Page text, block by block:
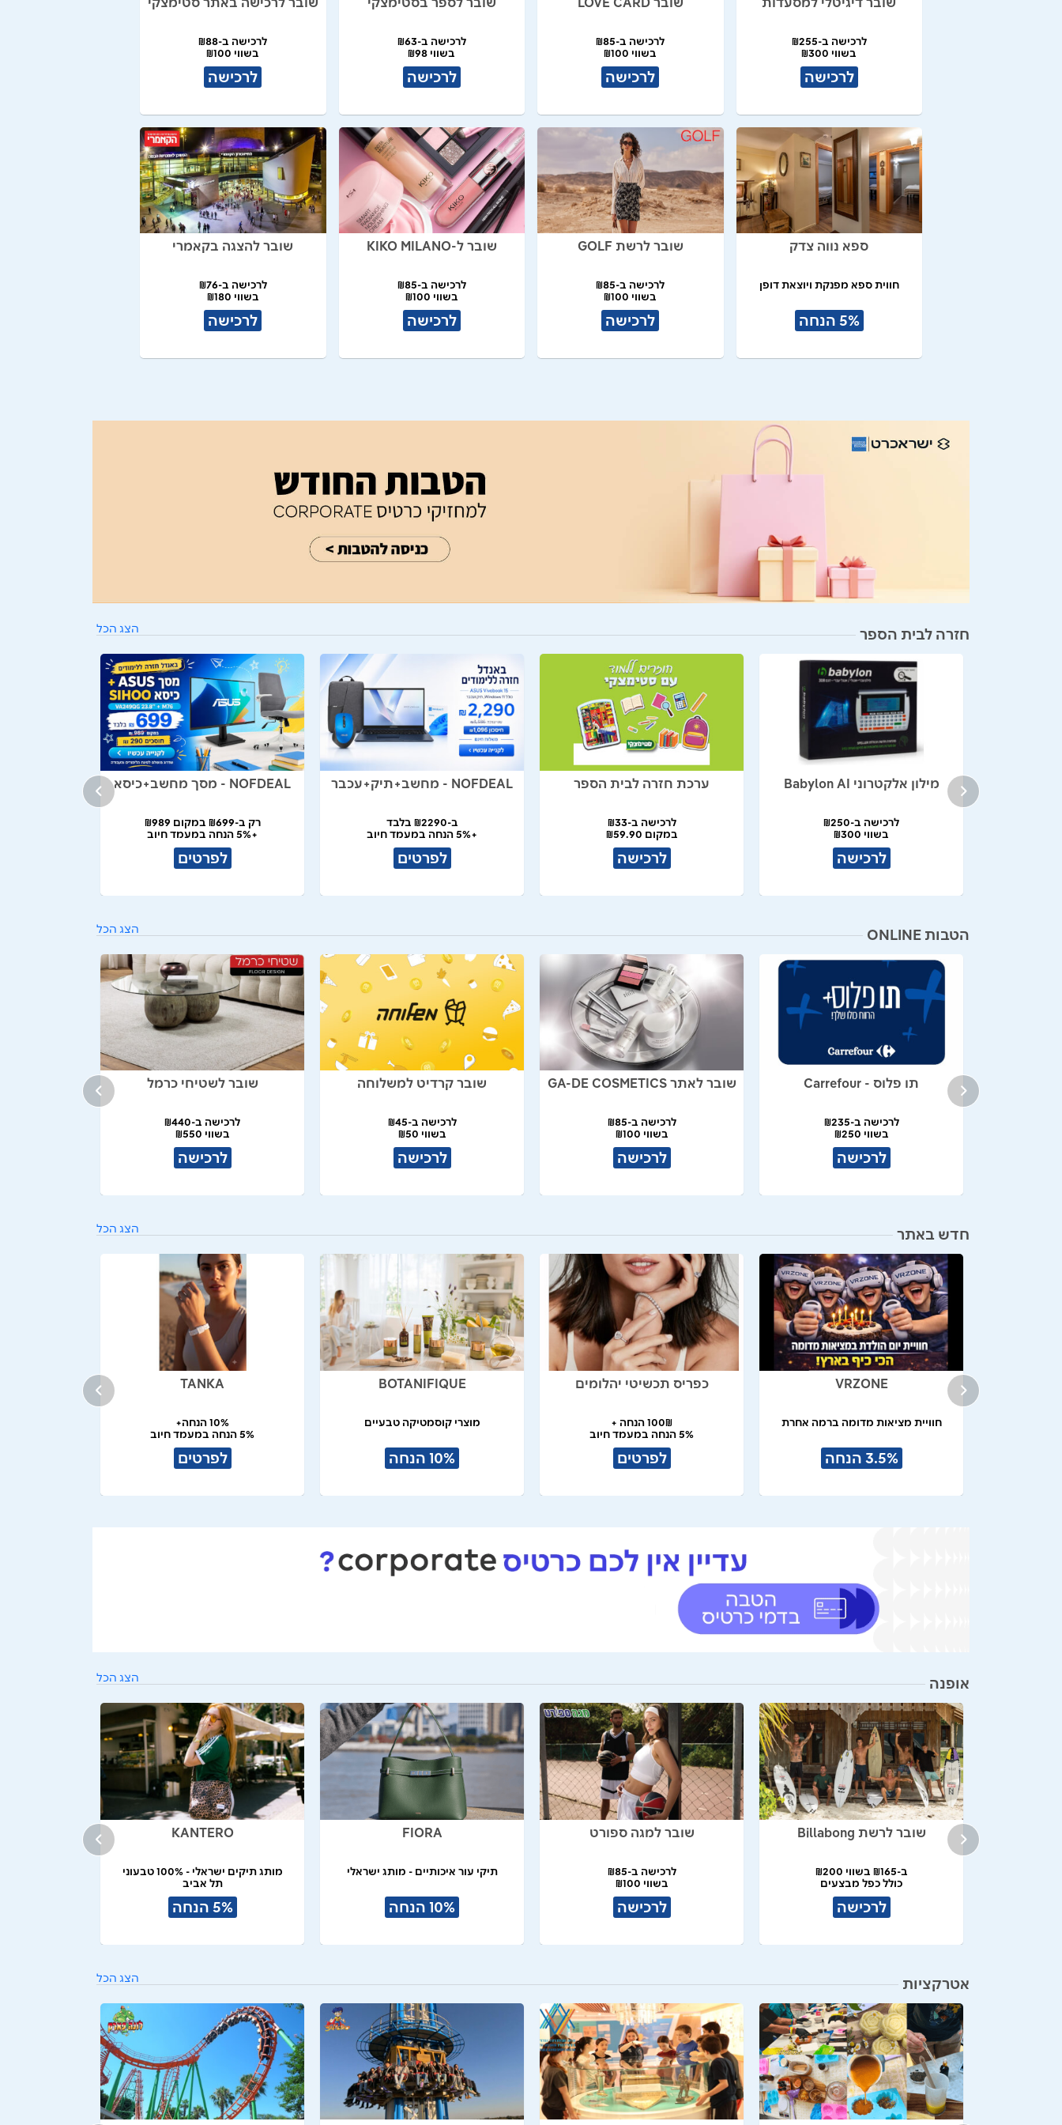
לרכישה ב-₪255
בשווי ₪300
לרכישה
לרכישה ב-₪85
בשווי ₪100
לרכישה
לרכישה ב-₪63
בשווי ₪98
לרכישה
לרכישה ב-₪88
בשווי ₪100
לרכישה
ספא נווה צדק
חווית ספא מפנקת ויוצאת דופן
5% הנחה
שובר לרשת GOLF
לרכישה ב-₪85
בשווי ₪100
לרכישה
שובר ל-KIKO MILANO
לרכישה ב-₪85
בשווי ₪100
לרכישה
שובר להצגה בקאמרי
לרכישה ב-₪76
בשווי ₪180
לרכישה
חזרה לבית הספר הצג הכל
NOFDEAL - מסך מחשב+כיסא
רק ב-₪699 במקום ₪989
+5% הנחה במעמד חיוב
לפרטים
NOFDEAL - מחשב+תיק+עכבר
ב-₪2290 בלבד
+5% הנחה במעמד חיוב
לפרטים
ערכת חזרה לבית הספר
לרכישה ב-₪33
במקום ₪59.90
לרכישה
מילון אלקטרוני Babylon AI
לרכישה ב-₪250
בשווי ₪300
לרכישה
הטבות ONLINE הצג הכל
שובר לשטיחי כרמל
לרכישה ב-₪440
בשווי ₪550
לרכישה
שובר קרדיט למשלוחה
לרכישה ב-₪45
בשווי ₪50
לרכישה
שובר לאתר GA-DE COSMETICS
לרכישה ב-₪85
בשווי ₪100
לרכישה
תו פלוס - Carrefour
לרכישה ב-₪235
בשווי ₪250
לרכישה
חדש באתר הצג הכל
TANKA
10% הנחה+
5% הנחה במעמד חיוב
לפרטים
BOTANIFIQUE
מוצרי קוסמטיקה טבעיים
10% הנחה
כפריס תכשיטי יהלומים
100₪ הנחה +
5% הנחה במעמד חיוב
לפרטים
VRZONE
חוויית מציאות מדומה ברמה אחרת
3.5% הנחה
אופנה הצג הכל
KANTERO
מותג תיקים ישראלי - 100% טבעוני
תל אביב
5% הנחה
FIORA
תיקי עור איכותיים - מותג ישראלי
10% הנחה
שובר למגה ספורט
לרכישה ב-₪85
בשווי ₪100
לרכישה
שובר לרשת Billabong
ב-₪165 בשווי ₪200
כולל כפל מבצעים
לרכישה
אטרקציות הצג הכל